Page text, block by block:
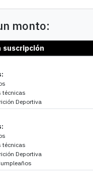
monto:
suscripción
técnicas
Deportiva
técnicas
Deportiva